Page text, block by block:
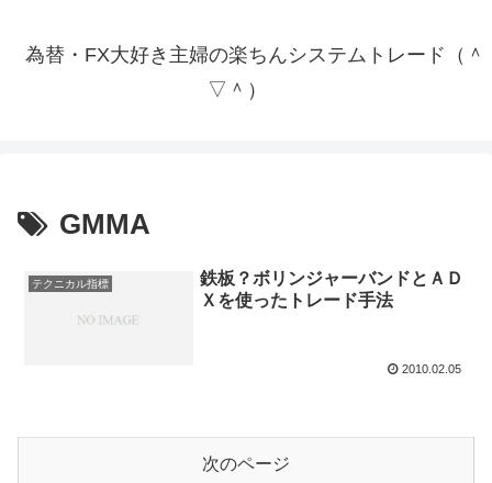
為替・FX大好き主婦の楽ちんシステムトレード（＾
▽＾）
GMMA
テクニカル指標
鉄板？ボリンジャーバンドとＡＤ
Ｘを使ったトレード手法
2010.02.05
次のページ